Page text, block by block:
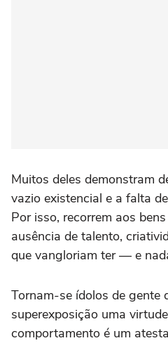
Muitos deles demonstram
vazio existencial e a falta
Por isso, recorrem aos
ausência de talento,
que vangloriam ter — e
Tornam-se ídolos de gente
superexposição uma
comportamento é um